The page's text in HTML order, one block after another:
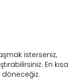
isterseniz,
En kısa